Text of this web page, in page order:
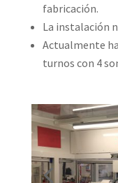
fabricación.
La instalación
Actualmente
turnos con 4